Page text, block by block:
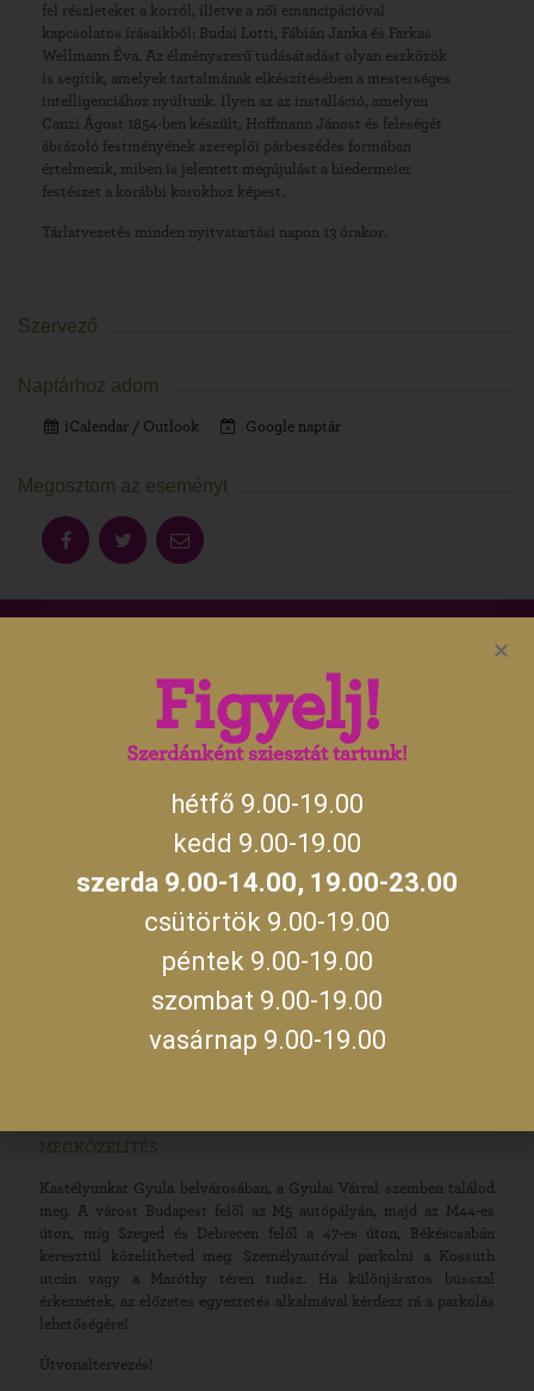
fel részleteket a korról, illetve a női emancipációval
kapcsolatos írásaikból: Budai Lotti, Fábián Janka és Farkas
Wellmann Éva. Az élményszerű tudásátadást olyan eszközök
is segítik, amelyek tartalmának elkészítésében a mesterséges
intelligenciához nyúltunk. Ilyen az az installáció, amelyen
Canzi Ágost 1854-ben készült, Hoffmann Jánost és feleségét
ábrázoló festményének szereplői párbeszédes formában
értelmezik, miben is jelentett megújulást a biedermeier
festészet a korábbi korokhoz képest.
Tárlatvezetés minden nyitvatartási napon 13 órakor.
Szervező
Naptárhoz adom
iCalendar / Outlook Google naptár
Megosztom az eseményt
agyulakult.hu
hétfő, kedd, csütörtök, péntek, szombat,
09:00 –
MEGKÖZELÍTÉS
Kastélyunkat Gyula belvárosában, a Gyulai Várral szemben találod
meg. A várost Budapest felől az M5 autópályán, majd az M44-es
úton, míg Szeged és Debrecen felől a 47-es úton, Békéscsabán
keresztül közelítheted meg. Személyautóval parkolni a Kossuth
utcán vagy a Maróthy téren tudsz. Ha különjáratos busszal
érkeznétek, az előzetes egyeztetés alkalmával kérdezz rá a parkolás
lehetőségére!
Útvonaltervezés!
Figyelj!
Szerdánként sziesztát tartunk!
hétfő 9.00-19.00
kedd 9.00-19.00
szerda 9.00-14.00, 19.00-23.00
csütörtök 9.00-19.00
péntek 9.00-19.00
szombat 9.00-19.00
vasárnap 9.00-19.00